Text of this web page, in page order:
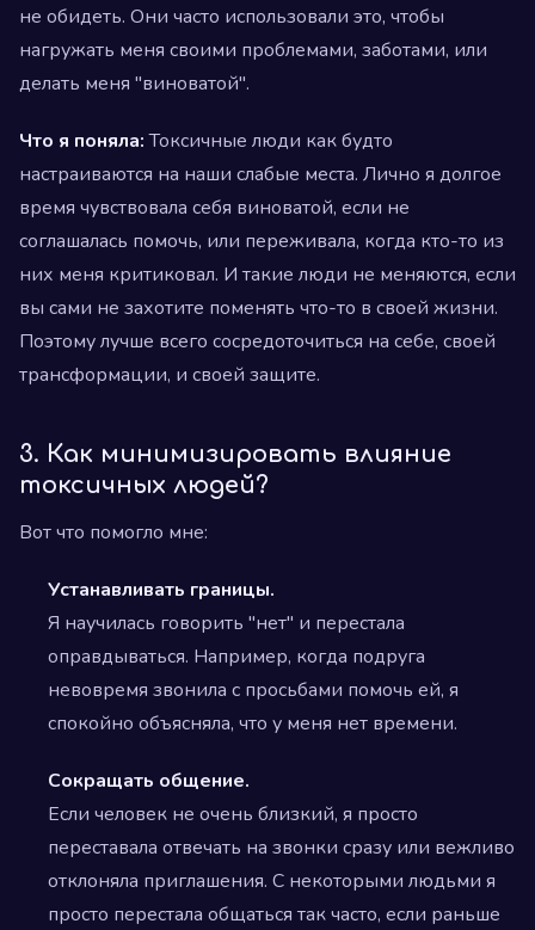
не обидеть. Они часто использовали это, чтобы
нагружать меня своими проблемами, заботами, или
делать меня "виноватой".
Что я поняла:Токсичные люди как будто
настраиваются на наши слабые места. Лично я долгое
время чувствовала себя виноватой, если не
соглашалась помочь, или переживала, когда кто-то из
них меня критиковал. И такие люди не меняются, если
вы сами не захотите поменять что-то в своей жизни.
Поэтому лучше всего сосредоточиться на себе, своей
трансформации, и своей защите.
3. Как минимизировать влияние
токсичных людей?
Вот что помогло мне:
Устанавливать границы.
Я научилась говорить "нет" и перестала
оправдываться. Например, когда подруга
невовремя звонила с просьбами помочь ей, я
спокойно объясняла, что у меня нет времени.
Сокращать общение.
Если человек не очень близкий, я просто
переставала отвечать на звонки сразу или вежливо
отклоняла приглашения. С некоторыми людьми я
просто перестала общаться так часто, если раньше